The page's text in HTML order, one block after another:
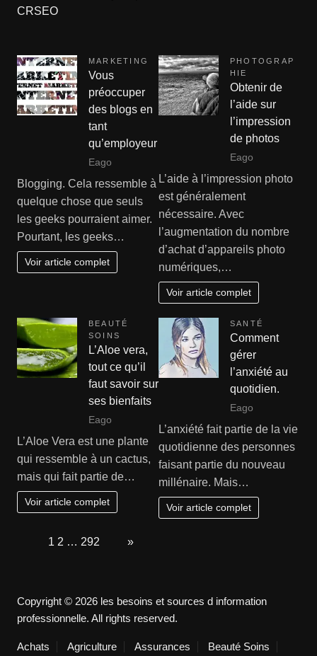
CRSEO
MARKETING
Vous
préoccuper
des blogs en
tant
qu’employeur
Eago
Blogging. Cela ressemble à
quelque chose que seuls
les geeks pourraient aimer.
Pourtant, les geeks…
Voir article complet
PHOTOGRAP
HIE
Obtenir de
l’aide sur
l’impression
de photos
Eago
L’aide à l’impression photo
est généralement
nécessaire. Avec
l’augmentation du nombre
d’achat d’appareils photo
numériques,…
Voir article complet
BEAUTÉ
SOINS
L’Aloe vera,
tout ce qu’il
faut savoir sur
ses bienfaits
Eago
L’Aloe Vera est une plante
qui ressemble à un cactus,
mais qui fait partie de…
Voir article complet
SANTÉ
Comment
gérer
l’anxiété au
quotidien.
Eago
L’anxiété fait partie de la vie
quotidienne des personnes
faisant partie du nouveau
millénaire. Mais…
Voir article complet
1 2 … 292 »
Copyright © 2026 les besoins et sources d information
professionnelle. All rights reserved.
Achats Agriculture Assurances Beauté Soins